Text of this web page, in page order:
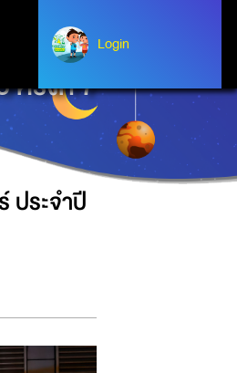
Login
Login
ครั้งที่ 7
ประจำปี